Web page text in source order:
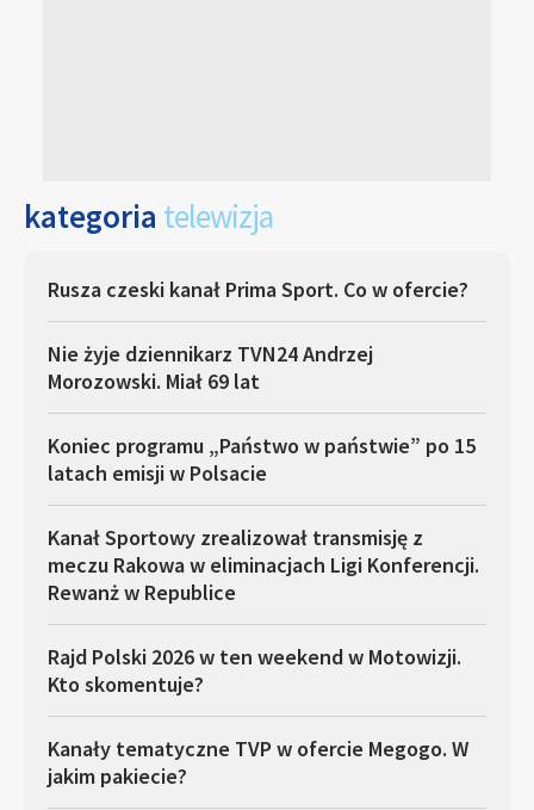
kategoria telewizja
Rusza czeski kanał Prima Sport. Co w ofercie?
Nie żyje dziennikarz TVN24 Andrzej
Morozowski. Miał 69 lat
Koniec programu „Państwo w państwie” po 15
latach emisji w Polsacie
Kanał Sportowy zrealizował transmisję z
meczu Rakowa w eliminacjach Ligi Konferencji.
Rewanż w Republice
Rajd Polski 2026 w ten weekend w Motowizji.
Kto skomentuje?
Kanały tematyczne TVP w ofercie Megogo. W
jakim pakiecie?